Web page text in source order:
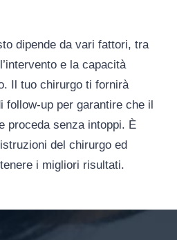
dipende da vari fattori, tra
e la capacità
Il tuo chirurgo ti fornirà
follow-up per garantire che il
proceda senza intoppi. È
del chirurgo ed
i migliori risultati.